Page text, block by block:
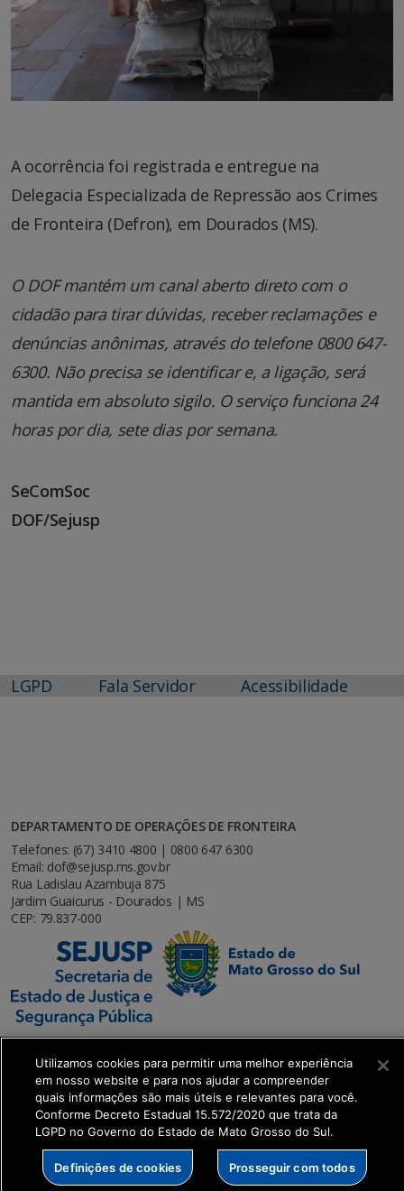
A ocorrência foi registrada e entregue na
Delegacia Especializada de Repressão aos Crimes
de Fronteira (Defron), em Dourados (MS).
O DOF mantém um canal aberto direto com o
cidadão para tirar dúvidas, receber reclamações e
denúncias anônimas, através do telefone 0800 647-
6300. Não precisa se identificar e, a ligação, será
mantida em absoluto sigilo. O serviço funciona 24
horas por dia, sete dias por semana.
SeComSoc
DOF/Sejusp
LGPD Fala Servidor Acessibilidade
DEPARTAMENTO DE OPERAÇÕES DE FRONTEIRA
Telefones: (67) 3410 4800 | 0800 647 6300
Email: dof@sejusp.ms.gov.br
Rua Ladislau Azambuja 875
Jardim Guaicurus - Dourados | MS
CEP: 79.837-000
SETDIG | Secretaria-Executiva de Transformação
Digital
Utilizamos cookies para permitir uma melhor experiência
em nosso website e para nos ajudar a compreender
quais informações são mais úteis e relevantes para você.
Conforme Decreto Estadual 15.572/2020 que trata da
LGPD no Governo do Estado de Mato Grosso do Sul.
Definições de cookies Prosseguir com todos